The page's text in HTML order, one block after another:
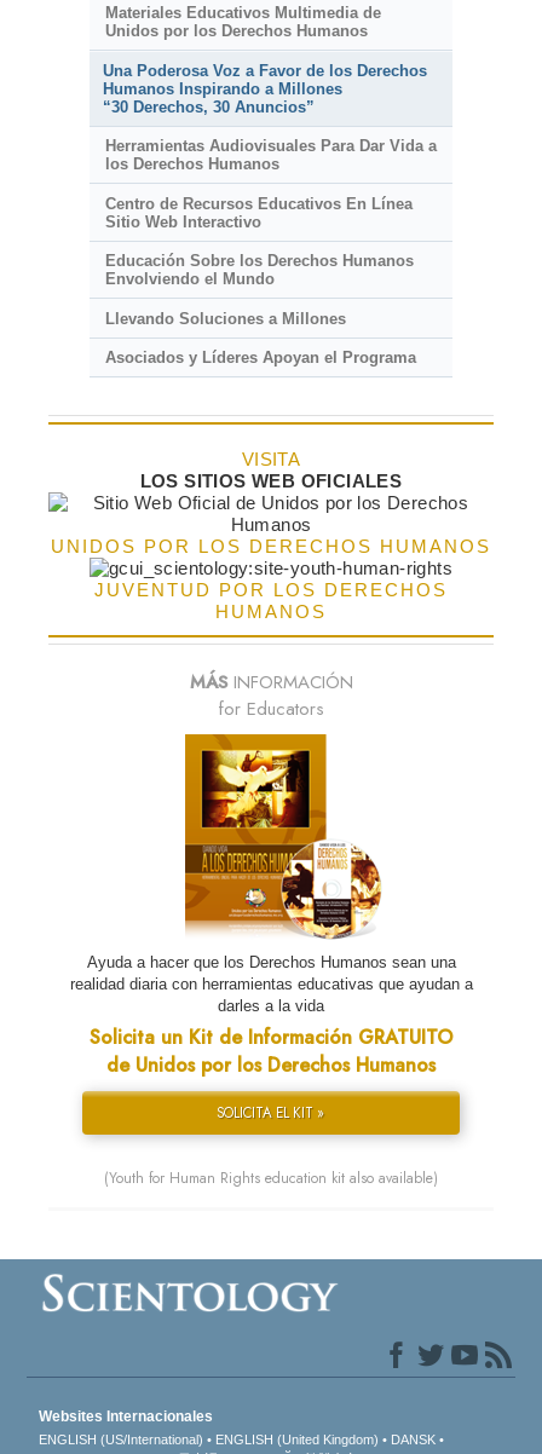
Materiales Educativos Multimedia de
Unidos por los Derechos Humanos
Una Poderosa Voz a Favor de los Derechos
Humanos Inspirando a Millones
“30 Derechos, 30 Anuncios”
Herramientas Audiovisuales Para Dar Vida a
los Derechos Humanos
Centro de Recursos Educativos En Línea
Sitio Web Interactivo
Educación Sobre los Derechos Humanos
Envolviendo el Mundo
Llevando Soluciones a Millones
Asociados y Líderes Apoyan el Programa
VISITA
LOS SITIOS WEB OFICIALES
UNIDOS POR LOS DERECHOS HUMANOS
JUVENTUD POR LOS DERECHOS
HUMANOS
MÁSINFORMACIÓN
for Educators
Ayuda a hacer que los Derechos Humanos sean una
realidad diaria con herramientas educativas que ayudan a
darles a la vida
Solicita un Kit de Información GRATUITO
de Unidos por los Derechos Humanos
SOLICITA EL KIT »
(Youth for Human Rights education kit also available)
Websites Internacionales
ENGLISH (US/International) ENGLISH (United Kingdom)
DANSK